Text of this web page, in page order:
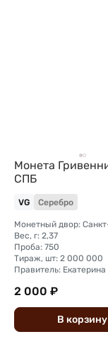
Монета
СПБ
VG Серебро
Вес, г: 2,37
Проба: 750
Тираж, шт: 2 000 000
Правитель: Екатерина
2 000 ₽
В корзину